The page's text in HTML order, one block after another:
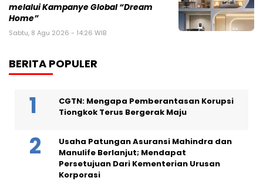
melalui Kampanye Global “Dream
Home”
Sabtu, 8 Agu 2026 - 14:26 WIB
BERITA POPULER
CGTN: Mengapa Pemberantasan Korupsi
Tiongkok Terus Bergerak Maju
Usaha Patungan Asuransi Mahindra dan
Manulife Berlanjut; Mendapat
Persetujuan Dari Kementerian Urusan
Korporasi